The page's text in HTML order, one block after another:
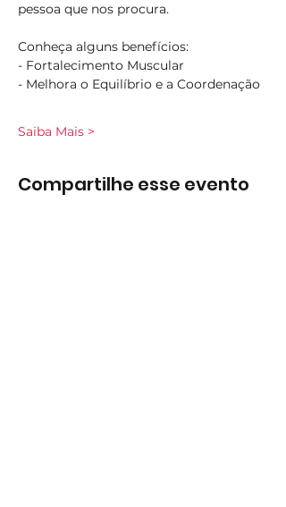
pessoa que nos procura.
Conheça alguns benefícios:
- Fortalecimento Muscular
- Melhora o Equilíbrio e a Coordenação
Saiba Mais >
Compartilhe esse evento